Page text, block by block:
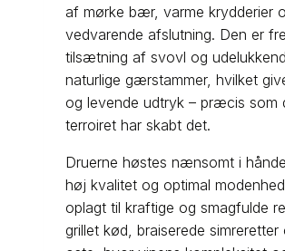
af mørke bær, varme krydderier
vedvarende afslutning. Den er
tilsætning af svovl og
naturlige gærstammer, hvilket
og levende udtryk – præcis som
terroiret har skabt det.
Druerne høstes nænsomt i
høj kvalitet og optimal
oplagt til kraftige og smagfulde
grillet kød, braiserede simreretter